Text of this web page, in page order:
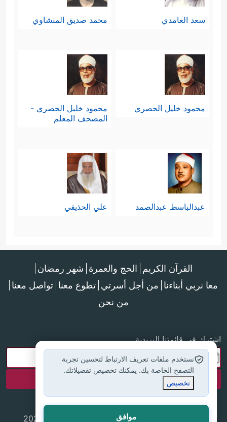
سعد الغامدي محمد صديق المنشاوي
محمود خليل الحصري
محمود خليل الحصري -
المصحف المعلم
عبدالباسط عبدالصمد علي الحذيفي
القرآن الكريم الحج والعمرة شهر رمضان
معا نربي أبناءنا من أجل أسرتي تطوع معنا تواصل معنا
من نحن
اشترك في قائمتنا البريدية
جميع الحقوق محفوظة لموقع إسلام أون لاين © 2025
نستخدم ملفات تعريف الارتباط لتحسين تجربة
التصفح الخاصة بك. يمكنك تخصيص تفضيلاتك.
تخصيص
موافق